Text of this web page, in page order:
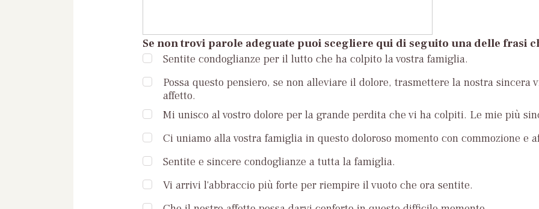
Se non trovi parole adeguate puoi scegliere qui di seguito una delle frasi
Sentite condoglianze per il lutto che ha colpito la vostra famiglia.
Possa questo pensiero, se non alleviare il dolore, trasmettere la nostra sincera
affetto.
Mi unisco al vostro dolore per la grande perdita che vi ha colpiti. Le mie più
Ci uniamo alla vostra famiglia in questo doloroso momento con commozione e
Sentite e sincere condoglianze a tutta la famiglia.
Vi arrivi l'abbraccio più forte per riempire il vuoto che ora sentite.